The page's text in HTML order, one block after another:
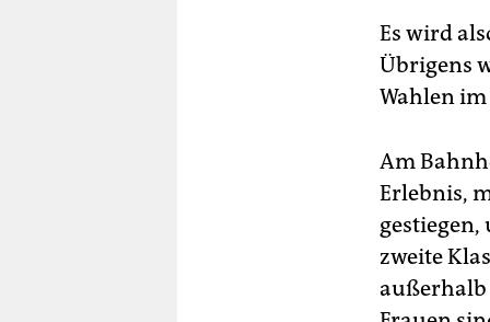
Es wird
Übrigens
Wahlen
Am
Erlebnis,
zweite
außerhalb